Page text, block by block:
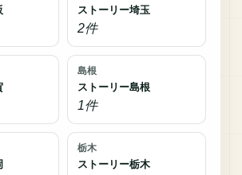
ストーリー埼玉
2件
島根
ストーリー島根
1件
栃木
ストーリー栃木